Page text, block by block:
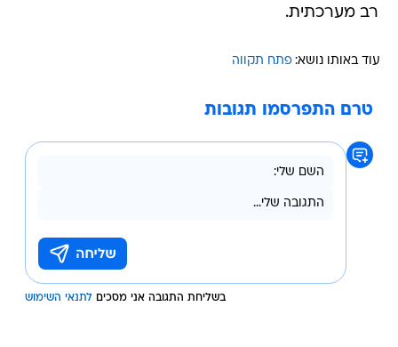
רב מערכתית.
עוד באותו נושא: פתח תקווה
טרם התפרסמו תגובות
בשליחת התגובה אני מסכים לתנאי השימוש